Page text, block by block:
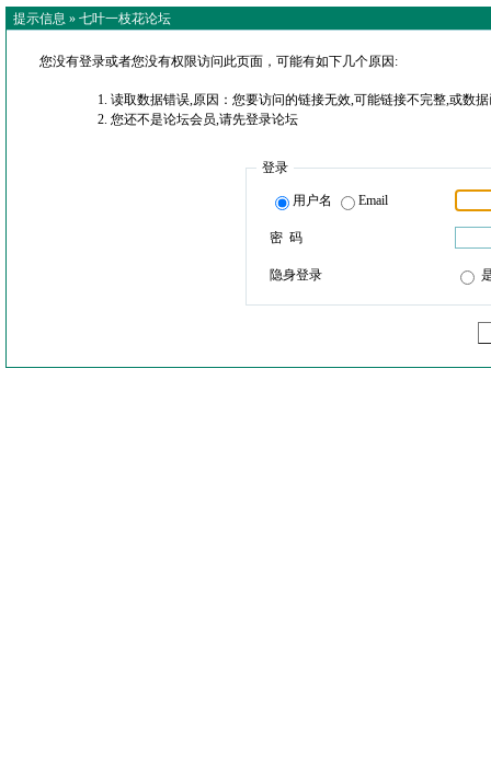
提示信息 » 七叶一枝花论坛
您没有登录或者您没有权限访问此页面，可能有如下几个原因:
读取数据错误,原因：您要访问的链接无效,可能链接不完整,或数
您还不是论坛会员,请先登录论坛
登录
用户名 Email
密 码
隐身登录